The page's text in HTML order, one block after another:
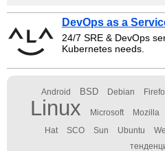
DevOps as a
24/7 SRE & DevOps
Kubernetes needs.
Android BSD Debian
Linux Microsoft Mozilla
Hat SCO Sun Ubuntu